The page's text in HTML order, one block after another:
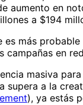
aumento en
a $194
es más
en
masiva
a la
), ya estás